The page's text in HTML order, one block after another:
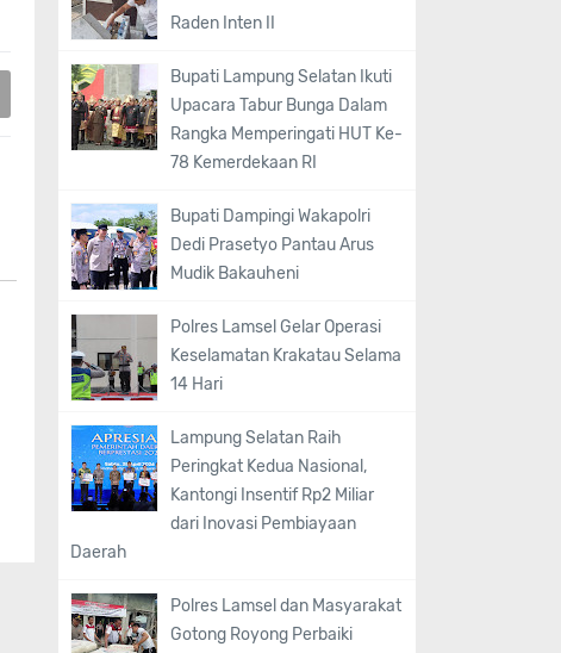
Raden Inten II
Bupati Lampung Selatan Ikuti
Upacara Tabur Bunga Dalam
Rangka Memperingati HUT Ke-
78 Kemerdekaan RI
Bupati Dampingi Wakapolri
Dedi Prasetyo Pantau Arus
Mudik Bakauheni
Polres Lamsel Gelar Operasi
Keselamatan Krakatau Selama
14 Hari
Lampung Selatan Raih
Peringkat Kedua Nasional,
Kantongi Insentif Rp2 Miliar
dari Inovasi Pembiayaan
Daerah
Polres Lamsel dan Masyarakat
Gotong Royong Perbaiki